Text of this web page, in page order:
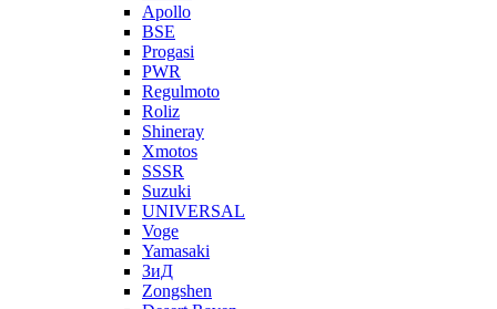
Apollo
BSE
Progasi
PWR
Regulmoto
Roliz
Shineray
Xmotos
SSSR
Suzuki
UNIVERSAL
Voge
Yamasaki
ЗиД
Zongshen